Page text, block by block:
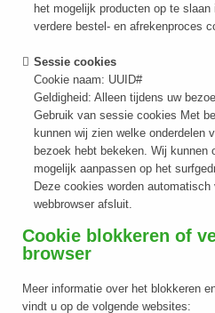
het mogelijk producten op te
verdere bestel- en afrekenproces
Sessie cookies
Cookie naam: UUID#
Geldigheid: Alleen tijdens uw
Gebruik van sessie cookies Met
kunnen wij zien welke onderdelen
bezoek hebt bekeken. Wij kunnen
mogelijk aanpassen op het
Deze cookies worden
webbrowser afsluit.
Cookie blokkeren of
browser
Meer informatie over het blokkeren
vindt u op de volgende websites: